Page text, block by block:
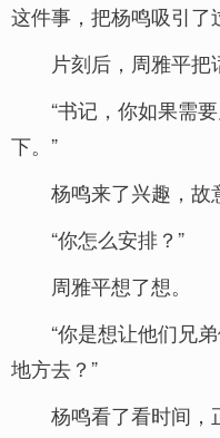
这件事，把杨鸣吸引了
片刻后，周雅平把
“书记，你如果需
下。”
杨鸣来了兴趣，故
“你怎么安排？”
周雅平想了想。
“你是想让他们兄
地方去？”
杨鸣看了看时间，